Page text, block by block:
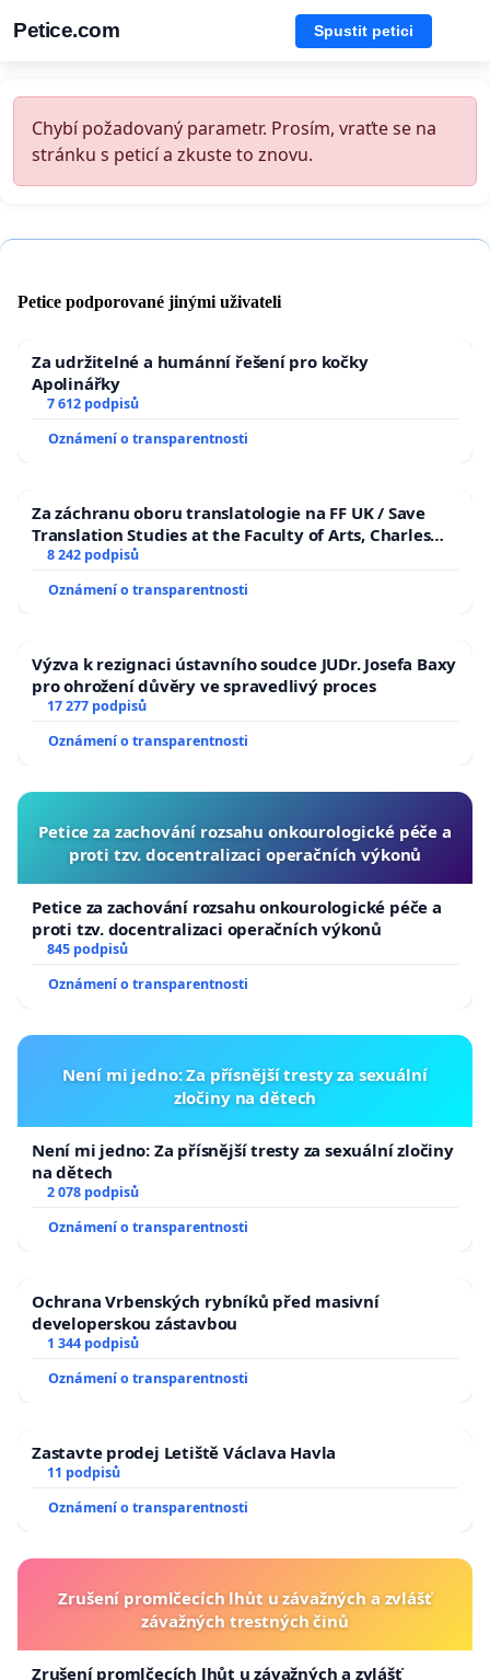
Petice.com Spustit petici
Chybí požadovaný parametr. Prosím, vraťte se na
stránku s peticí a zkuste to znovu.
Petice podporované jinými uživateli
Za udržitelné a humánní řešení pro kočky
Apolinářky
7 612 podpisů
Oznámení o transparentnosti
Za záchranu oboru translatologie na FF UK / Save
Translation Studies at the Faculty of Arts, Charles
University
8 242 podpisů
Oznámení o transparentnosti
Výzva k rezignaci ústavního soudce JUDr. Josefa Baxy
pro ohrožení důvěry ve spravedlivý proces
17 277 podpisů
Oznámení o transparentnosti
Petice za zachování rozsahu onkourologické péče a
proti tzv. docentralizaci operačních výkonů
Petice za zachování rozsahu onkourologické péče a
proti tzv. docentralizaci operačních výkonů
845 podpisů
Oznámení o transparentnosti
Není mi jedno: Za přísnější tresty za sexuální
zločiny na dětech
Není mi jedno: Za přísnější tresty za sexuální zločiny
na dětech
2 078 podpisů
Oznámení o transparentnosti
Ochrana Vrbenských rybníků před masivní
developerskou zástavbou
1 344 podpisů
Oznámení o transparentnosti
Zastavte prodej Letiště Václava Havla
11 podpisů
Oznámení o transparentnosti
Zrušení promlčecích lhůt u závažných a zvlášť
závažných trestných činů
Zrušení promlčecích lhůt u závažných a zvlášť